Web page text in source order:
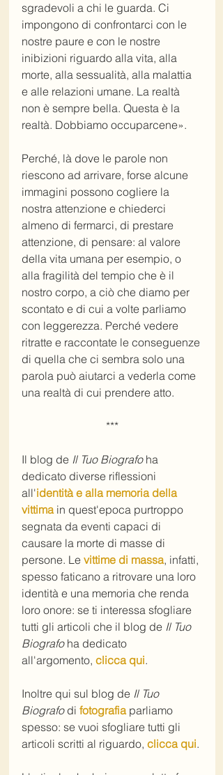
sgradevoli a chi le guarda. Ci
impongono di confrontarci con le
nostre paure e con le nostre
inibizioni riguardo alla vita, alla
morte, alla sessualità, alla malattia
e alle relazioni umane. La realtà
non è sempre bella. Questa è la
realtà. Dobbiamo occuparcene».
Perché, là dove le parole non
riescono ad arrivare, forse alcune
immagini possono cogliere la
nostra attenzione e chiederci
almeno di fermarci, di prestare
attenzione, di pensare: al valore
della vita umana per esempio, o
alla fragilità del tempio che è il
nostro corpo, a ciò che diamo per
scontato e di cui a volte parliamo
con leggerezza. Perché vedere
ritratte e raccontate le conseguenze
di quella che ci sembra solo una
parola può aiutarci a vederla come
una realtà di cui prendere atto.
***
Il blog de Il Tuo Biografo ha
dedicato diverse riflessioni
all'identità e alla memoria della
vittima in quest'epoca purtroppo
segnata da eventi capaci di
causare la morte di masse di
persone. Le vittime di massa, infatti,
spesso faticano a ritrovare una loro
identità e una memoria che renda
loro onore: se ti interessa sfogliare
tutti gli articoli che il blog de Il Tuo
Biografo ha dedicato
all'argomento, clicca qui.
Inoltre qui sul blog de Il Tuo
Biografo di fotografia parliamo
spesso: se vuoi sfogliare tutti gli
articoli scritti al riguardo, clicca qui.